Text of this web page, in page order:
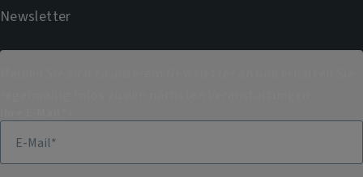
Newsletter